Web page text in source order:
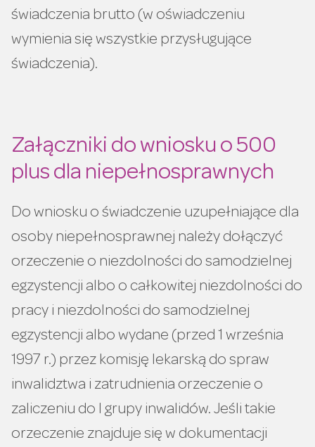
świadczenia brutto (w oświadczeniu
wymienia się wszystkie przysługujące
świadczenia).
Załączniki do wniosku o 500
plus dla niepełnosprawnych
Do wniosku o świadczenie uzupełniające dla
osoby niepełnosprawnej należy dołączyć
orzeczenie o niezdolności do samodzielnej
egzystencji albo o całkowitej niezdolności do
pracy i niezdolności do samodzielnej
egzystencji albo wydane (przed 1 września
1997 r.) przez komisję lekarską do spraw
inwalidztwa i zatrudnienia orzeczenie o
zaliczeniu do I grupy inwalidów. Jeśli takie
orzeczenie znajduje się w dokumentacji